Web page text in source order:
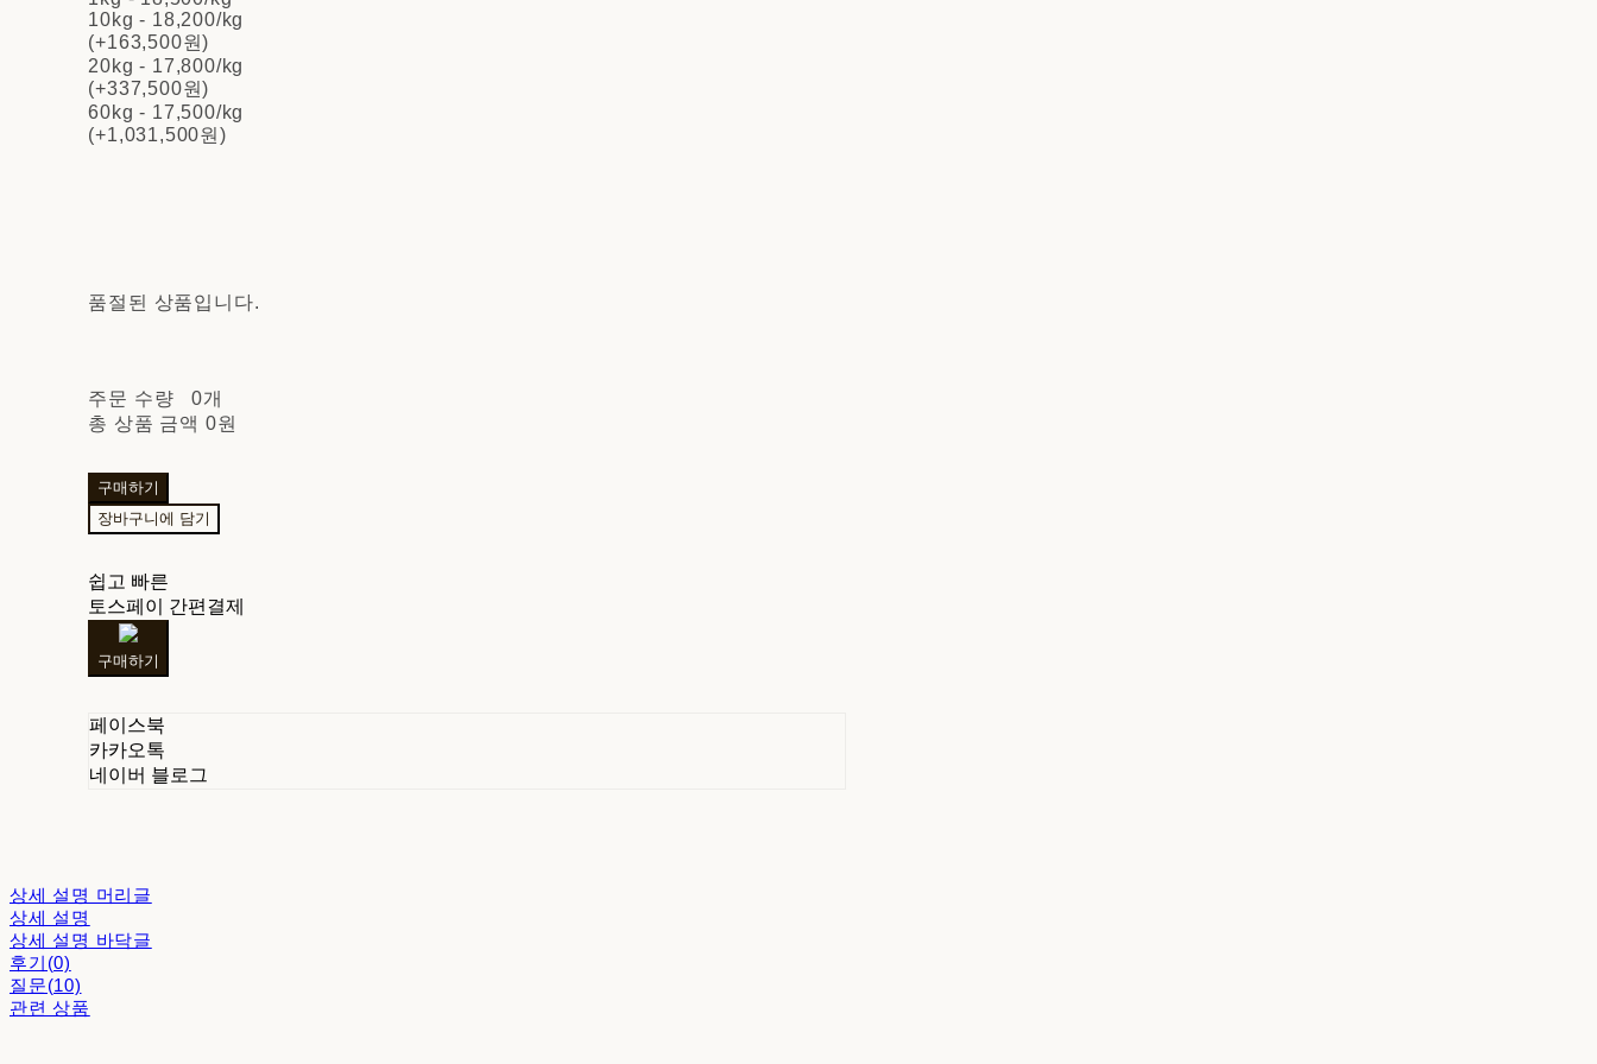
10kg - 18,200/kg
(+163,500원)
20kg - 17,800/kg
(+337,500원)
60kg - 17,500/kg
(+1,031,500원)
품절된 상품입니다.
주문 수량
0개
총 상품 금액 0원
구매하기
장바구니에 담기
쉽고 빠른
토스페이 간편결제
구매하기
페이스북
카카오톡
네이버 블로그
상세 설명 머리글
상세 설명
상세 설명 바닥글
후기(0)
질문(10)
관련 상품